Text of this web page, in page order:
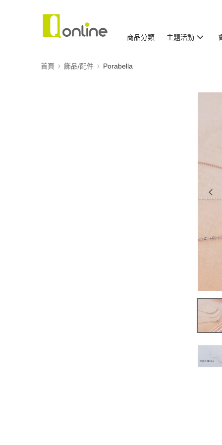
商品分類 主題活動
首頁 飾品/配件 Porabella